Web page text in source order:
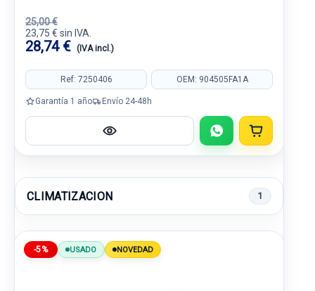
25,00 €
23,75 € sin IVA.
28,74 € (IVA incl.)
Ref: 7250406 OEM: 904505FA1A
Garantía 1 año Envío 24-48h
CLIMATIZACION 1
-5% USADO NOVEDAD